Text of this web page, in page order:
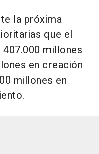
la próxima
que el
millones
en creación
millones en